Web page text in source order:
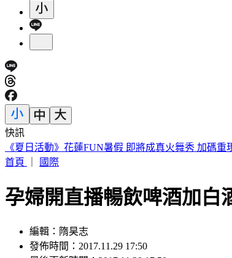
快訊
188萬《龍藏經》賣掉了！大戶不甩7折 店員爆「付
首頁
國際
孕婦開直播暢飲啤酒加
編輯：隋昊志
發佈時間：2017.11.29 17:50